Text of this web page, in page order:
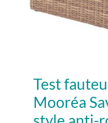
Test
Mooréa